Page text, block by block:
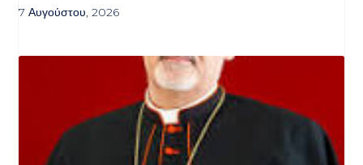
7 Αυγούστου, 2026